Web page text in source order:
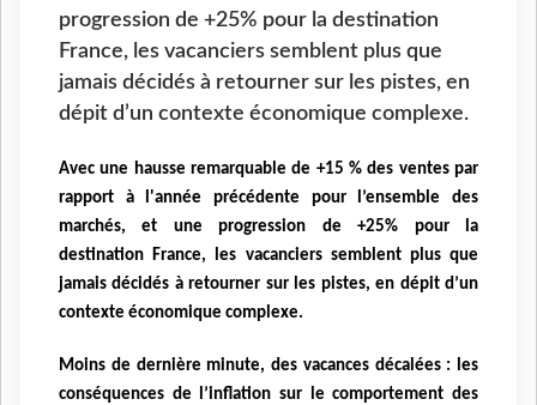
progression de +25% pour la destination
France, les vacanciers semblent plus que
jamais décidés à retourner sur les pistes, en
dépit d’un contexte économique complexe.
Avec une hausse remarquable de +15 % des ventes par
rapport à l'année précédente pour l’ensemble des
marchés, et une progression de +25% pour la
destination France, les vacanciers semblent plus que
jamais décidés à retourner sur les pistes, en dépit d’un
contexte économique complexe.
Moins de dernière minute, des vacances décalées : les
conséquences de l’inflation sur le comportement des